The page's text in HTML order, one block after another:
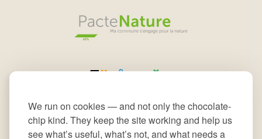
We run on cookies — and not only the chocolate-
chip kind. They keep the site working and help us
see what’s useful, what’s not, and what needs a